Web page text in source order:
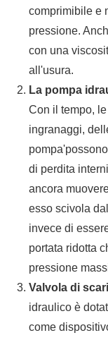
comprimibile e
pressione.
con una
all'usura.
La pompa
Con il tempo,
ingranaggi,
di perdita
ancora
esso scivola
invece di
portata ridotta
pressione
Valvola di
idraulico è
come